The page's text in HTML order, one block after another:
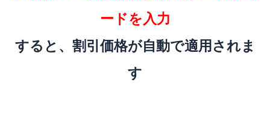
ードを入力
すると、割引価格が自動で適用されま
す